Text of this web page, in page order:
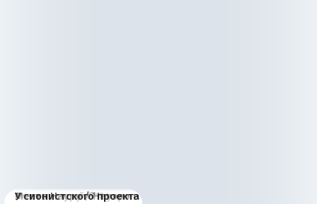
Киевская марионетка
В России назрели
Миграционный пожар
Россия начинает
Россия зимой 1904
Русская нация вчера и
Почему правый крах в
Место Науру / Науэро в
У сионистского проекта